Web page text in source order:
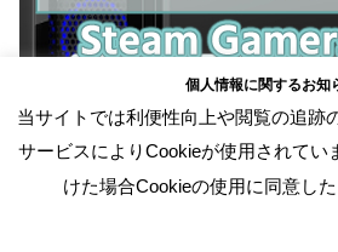
個人情報に関するお知
当サイトでは利便性向上や閲覧の追跡
サービスによりCookieが使用されてい
けた場合Cookieの使用に同意した